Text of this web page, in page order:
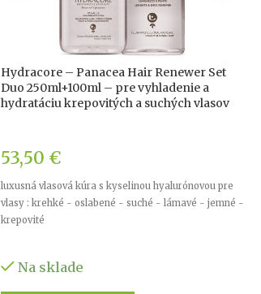
Hydracore – Panacea Hair Renewer Set
Duo 250ml+100ml – pre vyhladenie a
hydratáciu krepovitých a suchých vlasov
53,50 €
luxusná vlasová kúra s kyselinou hyalurónovou pre
vlasy : krehké - oslabené - suché - lámavé - jemné -
krepovité
Na sklade